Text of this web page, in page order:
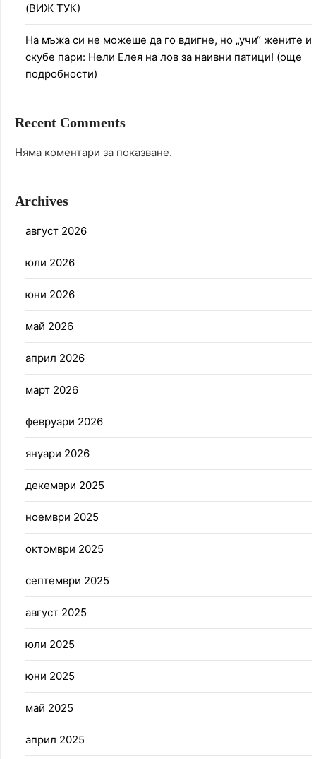
(ВИЖ ТУК)
На мъжа си не можеше да го вдигне, но „учи“ жените и
скубе пари: Нели Елея на лов за наивни патици! (още
подробности)
Recent Comments
Няма коментари за показване.
Archives
август 2026
юли 2026
юни 2026
май 2026
април 2026
март 2026
февруари 2026
януари 2026
декември 2025
ноември 2025
октомври 2025
септември 2025
август 2025
юли 2025
юни 2025
май 2025
април 2025